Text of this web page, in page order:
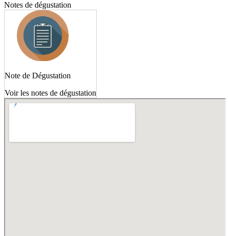
Notes de dégustation
Note de Dégustation
Voir les notes de dégustation